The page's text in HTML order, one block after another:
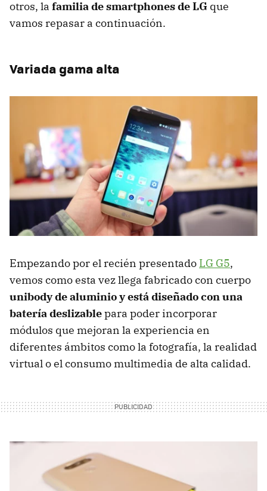
otros, la familia de smartphones de LG que
vamos repasar a continuación.
Variada gama alta
Empezando por el recién presentado LG G5,
vemos como esta vez llega fabricado con cuerpo
unibody de aluminio y está diseñado con una
batería deslizablepara poder incorporar
módulos que mejoran la experiencia en
diferentes ámbitos como la fotografía, la realidad
virtual o el consumo multimedia de alta calidad.